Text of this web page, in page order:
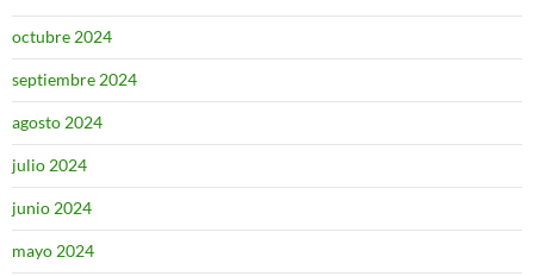
octubre 2024
septiembre 2024
agosto 2024
julio 2024
junio 2024
mayo 2024